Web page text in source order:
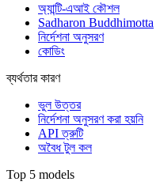
অ্যান্টি-এআই কৌশল
Sadharon Buddhimotta
নির্দেশনা অনুসরণ
কোডিং
ব্যর্থতার কারণ
ভুল উত্তর
নির্দেশনা অনুসরণ করা হয়নি
API ত্রুটি
অবৈধ টুল কল
Top 5 models